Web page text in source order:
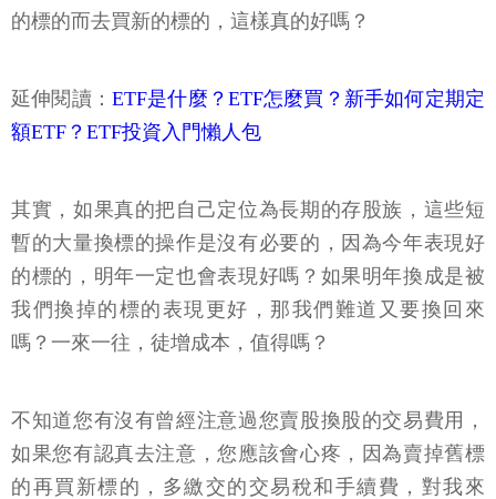
的標的而去買新的標的，這樣真的好嗎？
延伸閱讀： ETF是什麼？ETF怎麼買？新手如何定期定
額ETF？ETF投資入門懶人包
其實，如果真的把自己定位為長期的存股族，這些短
暫的大量換標的操作是沒有必要的，因為今年表現好
的標的，明年一定也會表現好嗎？如果明年換成是被
我們換掉的標的表現更好，那我們難道又要換回來
嗎？一來一往，徒增成本，值得嗎？
不知道您有沒有曾經注意過您賣股換股的交易費用，
如果您有認真去注意，您應該會心疼，因為賣掉舊標
的再買新標的，多繳交的交易稅和手續費，對我來